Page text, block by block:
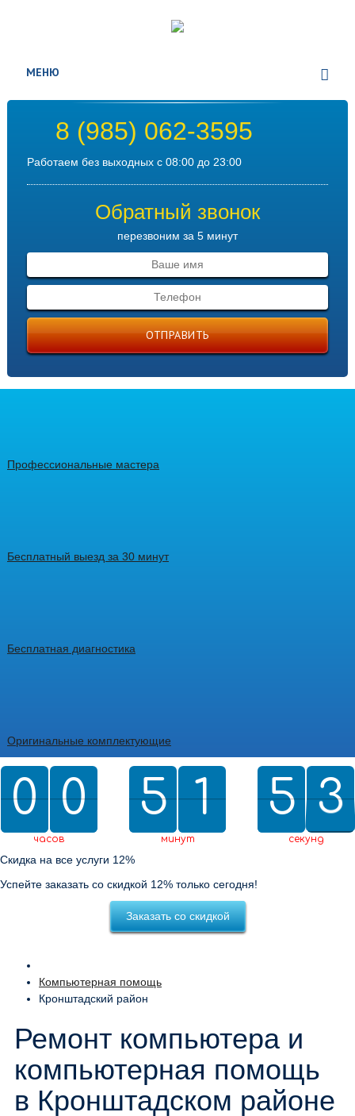
МЕНЮ
8 (985) 062-3595
Работаем без выходных с 08:00 до 23:00
Обратный звонок
перезвоним за 5 минут
ОТПРАВИТЬ
Профессиональные мастера
Бесплатный выезд за 30 минут
Бесплатная диагностика
Оригинальные комплектующие
0
0 0
0
часов
5
5 2
1
1
2
минут
0
5
5
0 3
2
2
3
секунд
Скидка на все услуги 12%
Успейте заказать со скидкой 12% только сегодня!
Заказать со скидкой
Компьютерная помощь
Кронштадский район
Ремонт компьютера и
компьютерная помощь
в Кронштадском районе